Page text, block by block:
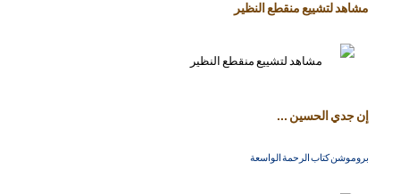
مشاهد لتشييع منقطع النظير
إن جدي الحسين ...
بروموشن كتاب الرحمة الواسعة